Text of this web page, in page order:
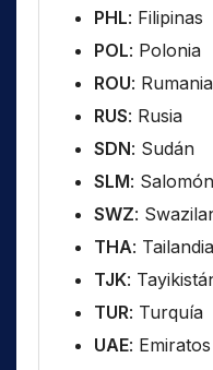
PHL: Filipinas
POL: Polonia
ROU: Rumania
RUS: Rusia
SDN: Sudán
SLM: Salomón
SWZ:
THA: Tailandia
TJK:
TUR: Turquía
UAE: